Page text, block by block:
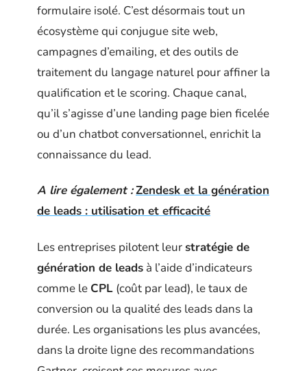
formulaire isolé. C’est désormais tout un
écosystème qui conjugue site web,
campagnes d’emailing, et des outils de
traitement du langage naturel pour affiner la
qualification et le scoring. Chaque canal,
qu’il s’agisse d’une landing page bien ficelée
ou d’un chatbot conversationnel, enrichit la
connaissance du lead.
A lire également :Zendesk et la génération
de leads : utilisation et efficacité
Les entreprises pilotent leurstratégie de
génération de leads à l’aide d’indicateurs
comme le CPL (coût par lead), le taux de
conversion ou la qualité des leads dans la
durée. Les organisations les plus avancées,
dans la droite ligne des recommandations